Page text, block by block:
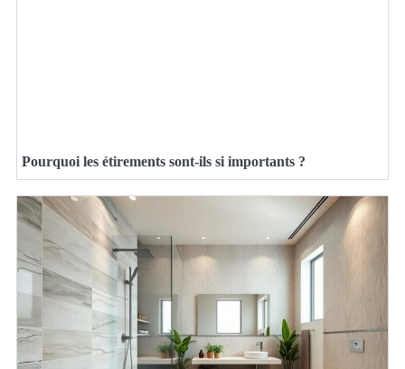
Pourquoi les étirements sont-ils si importants ?